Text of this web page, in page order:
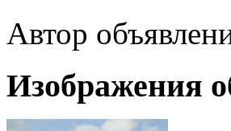
Автор
Изображения